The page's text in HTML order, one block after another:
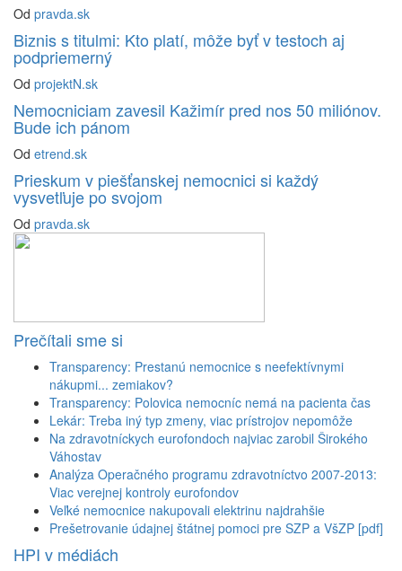
Od pravda.sk
Biznis s titulmi: Kto platí, môže byť v testoch aj
podpriemerný
Od projektN.sk
Nemocniciam zavesil Kažimír pred nos 50 miliónov.
Bude ich pánom
Od etrend.sk
Prieskum v piešťanskej nemocnici si každý
vysvetľuje po svojom
Od pravda.sk
Prečítali sme si
Transparency: Prestanú nemocnice s neefektívnymi
nákupmi... zemiakov?
Transparency: Polovica nemocníc nemá na pacienta čas
Lekár: Treba iný typ zmeny, viac prístrojov nepomôže
Na zdravotníckych eurofondoch najviac zarobil Širokého
Váhostav
Analýza Operačného programu zdravotníctvo 2007-2013:
Viac verejnej kontroly eurofondov
Veľké nemocnice nakupovali elektrinu najdrahšie
Prešetrovanie údajnej štátnej pomoci pre SZP a VšZP [pdf]
HPI v médiách